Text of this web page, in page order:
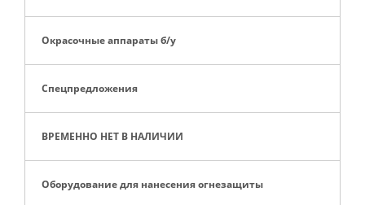
Окрасочные аппараты б/у
Спецпредложения
ВРЕМЕННО НЕТ В НАЛИЧИИ
Оборудование для нанесения огнезащиты